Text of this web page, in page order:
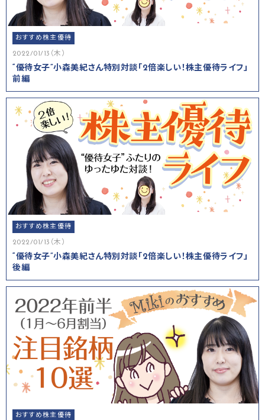
おすすめ株主優待
2022/01/13（木）
“優待女子”小森美紀さん特別対談「2倍楽しい！株主優待ライフ」
前編
おすすめ株主優待
2022/01/13（木）
“優待女子”小森美紀さん特別対談「2倍楽しい！株主優待ライフ」
後編
おすすめ株主優待